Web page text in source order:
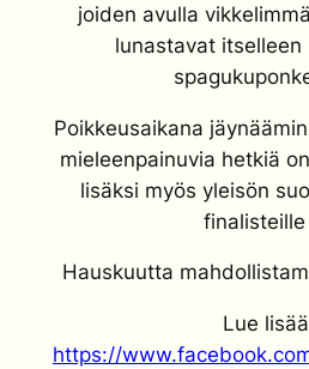
joiden avulla
lunastavat itselleen
Poikkeusaikana
mieleenpainuvia hetkiä
lisäksi myös yleisön
finalisteille
Hauskuutta
Lue
https://